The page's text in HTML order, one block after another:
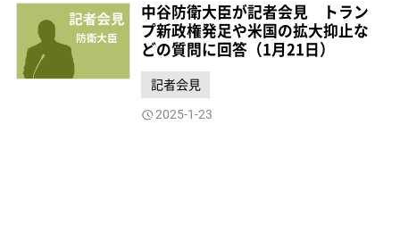
中谷防衛大臣が記者会見 トラン
プ新政権発足や米国の拡大抑止な
どの質問に回答（1月21日）
記者会見
2025-1-23